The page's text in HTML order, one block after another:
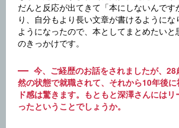
だんと反応が出てきて「本にしないんです
り、自分もより長い文章が書けるようにな
ようになったので、本としてまとめたい
のきっかけです。
今、ご経歴のお話をされましたが、28
然の状態で就職されて、それから10年後
ド感は驚きます。もともと深澤さんには
ったということでしょうか。